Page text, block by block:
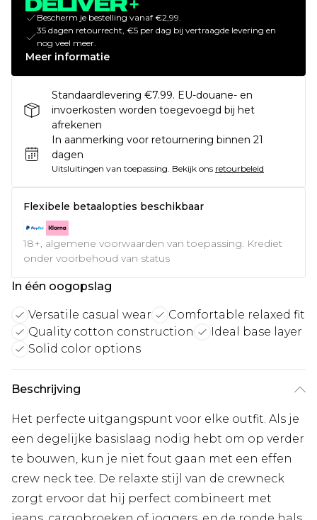
Bescherm je bestelling vanaf €2,99.
35 dagen retourrecht, €5 per dag bij vertraagde levering en
nog veel meer.
Meer informatie
Standaardlevering €7.99. EU-douane- en
invoerkosten worden toegevoegd bij het
afrekenen
In aanmerking voor retournering binnen 21
dagen
Uitsluitingen van toepassing. Bekijk ons retourbeleid
Flexibele betaalopties beschikbaar
18+, algemene voorwaarden van toepassing. Krediet
onder voorbehoud van status
In één oogopslag
Versatile casual wear
Comfortable relaxed fit
Quality cotton construction
Ideal base layer
Solid color options
Beschrijving
Het perfecte uitgangspunt voor elke outfit. Als je
een degelijke basislaag nodig hebt om op verder
te bouwen, kun je niet fout gaan met een effen
crew neck tee. De relaxte stijl van de crewneck
zorgt ervoor dat hij perfect combineert met